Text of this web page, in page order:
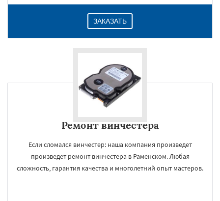
ЗАКАЗАТЬ
Ремонт винчестера
Если сломался винчестер: наша компания произведет
произведет ремонт винчестера в Раменском. Любая
сложность, гарантия качества и многолетний опыт мастеров.